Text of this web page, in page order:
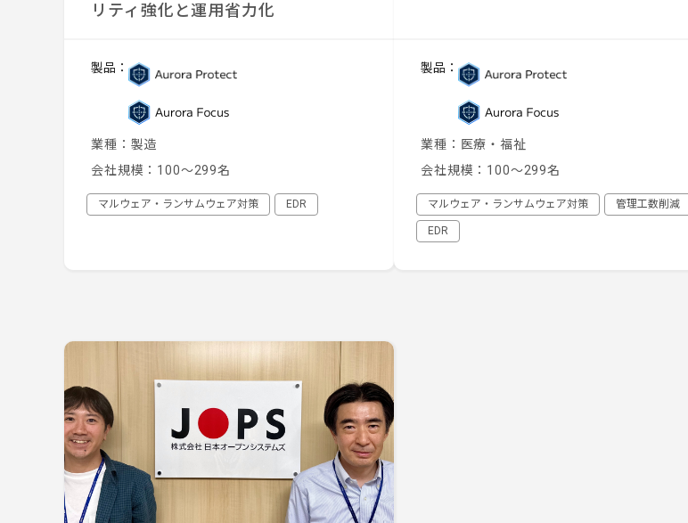
リティ強化と運用省力化
製品：
業種： 製造
会社規模： 100～299名
マルウェア・ランサムウェア対策 EDR
製品：
業種： 医療・福祉
会社規模： 100～299名
マルウェア・ランサムウェア対策 管理工数削減
EDR